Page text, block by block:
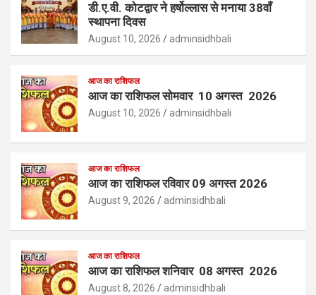
डी.ए.वी. कोटद्वार ने हर्षोल्लास से मनाया 38वाँ
स्थापना दिवस
August 10, 2026 adminsidhbali
आज का राशिफल
आज का राशिफल सोमवार 10 अगस्त 2026
August 10, 2026 adminsidhbali
आज का राशिफल
आज का राशिफल रविवार 09 अगस्त 2026
August 9, 2026 adminsidhbali
आज का राशिफल
आज का राशिफल शनिवार 08 अगस्त 2026
August 8, 2026 adminsidhbali